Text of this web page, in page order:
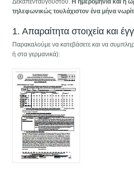
Δεκαπενταύγουστου. Η ημερομηνία και η
τηλεφωνικώς τουλάχιστον ένα μήνα
1. Απαραίτητα στοιχεία και
Παρακαλούμε να κατεβάσετε και να
ή στα γερμανικά):